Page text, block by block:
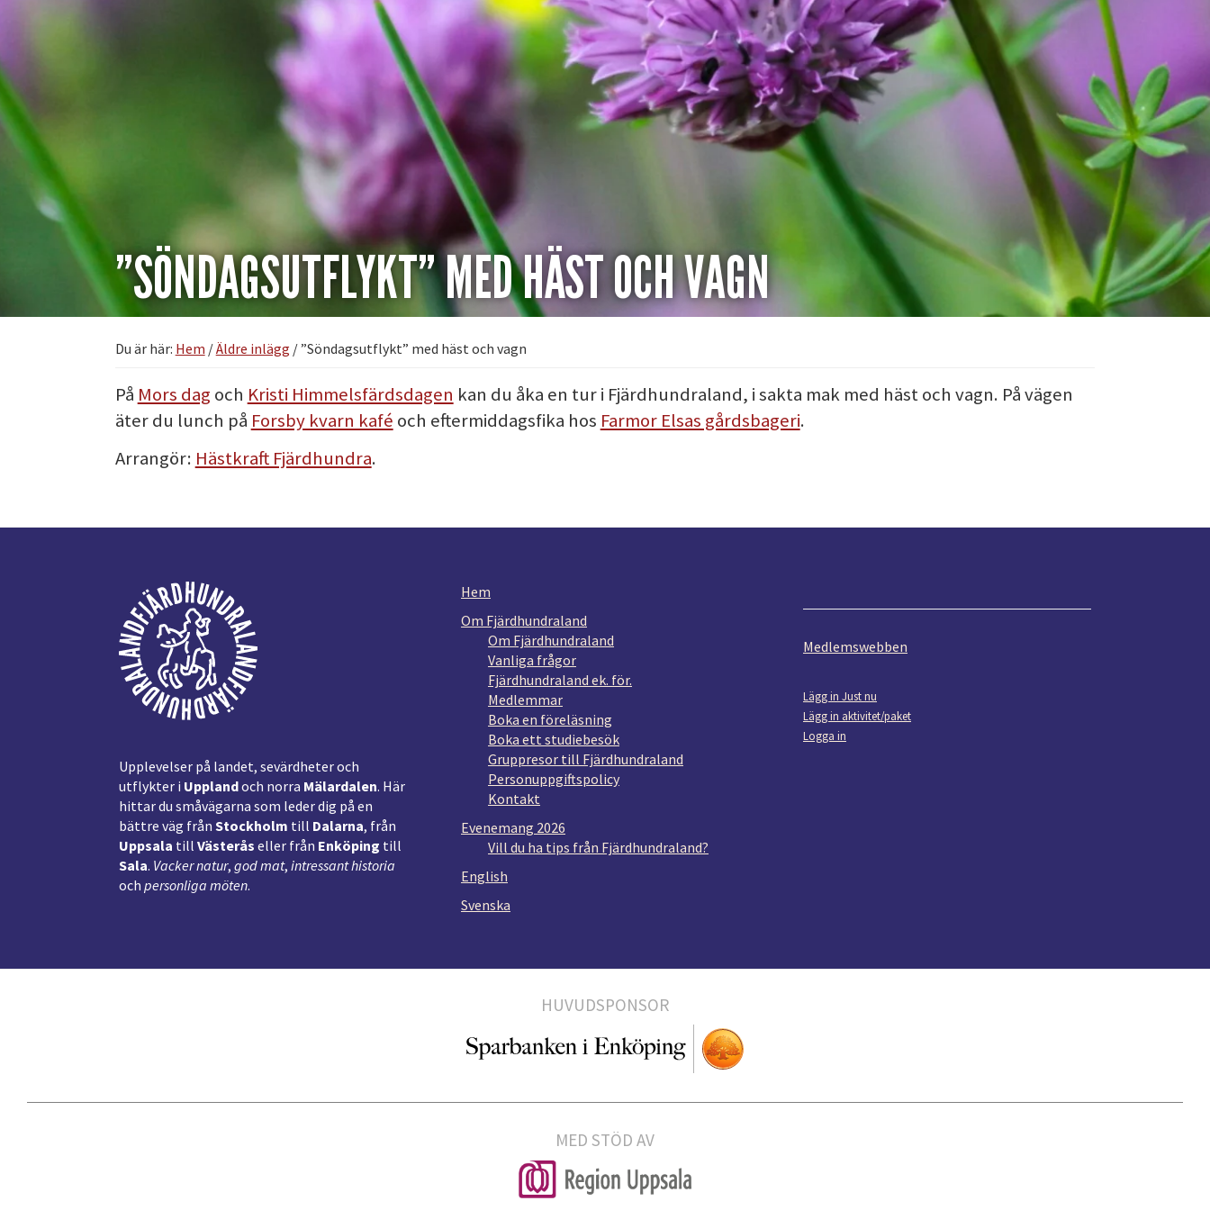
”SÖNDAGSUTFLYKT” MED HÄST OCH VAGN
Du är här: Hem /Äldre inlägg /”Söndagsutflykt” med häst och vagn
På Mors dag och Kristi Himmelsfärdsdagen kan du åka en tur i Fjärdhundraland, i sakta mak med häst och vagn. På vägen
äter du lunch på Forsby kvarn kafé och eftermiddagsfika hos Farmor Elsas gårdsbageri.
Arrangör: Hästkraft Fjärdhundra.
Upplevelser på landet, sevärdheter och
utflykter i Upplandoch norra Mälardalen. Här
hittar du småvägarna som leder dig på en
bättre väg från Stockholm till Dalarna, från
Uppsala till Västerås eller från Enköping till
Sala. Vacker natur, god mat, intressant historia
och personliga möten.
Hem
Om Fjärdhundraland
Om Fjärdhundraland
Vanliga frågor
Fjärdhundraland ek. för.
Medlemmar
Boka en föreläsning
Boka ett studiebesök
Gruppresor till Fjärdhundraland
Personuppgiftspolicy
Kontakt
Evenemang 2026
Vill du ha tips från Fjärdhundraland?
English
Svenska
Medlemswebben
Lägg in Just nu
Lägg in aktivitet/paket
Logga in
HUVUDSPONSOR
MED STÖD AV